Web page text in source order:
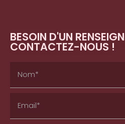
BESOIN D'UN
CONTACTEZ-NOUS !